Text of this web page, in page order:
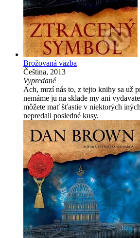
Brožovaná väzba
Čeština, 2013
Vypredané
Ach, mrzí nás to, z tejto knihy sa už
nemáme ju na sklade my ani
môžete mať šťastie v niektorých
nepredali posledné kusy.